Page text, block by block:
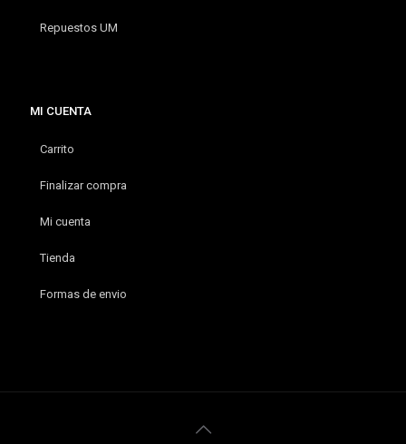
Repuestos UM
MI CUENTA
Carrito
Finalizar compra
Mi cuenta
Tienda
Formas de envio